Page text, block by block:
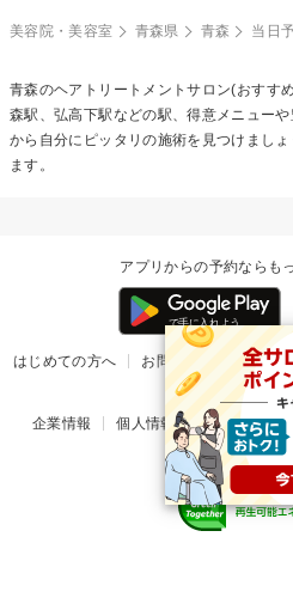
美容院・美容室 青森県 青森 当日
青森のヘアトリートメントサロン(おすす
森駅、弘高下駅などの駅、得意メニュー
から自分にピッタリの施術を見つけまし
ます。
アプリからの予約ならも
はじめての方へ お問い合わせ ヘル
掲載ご希望のサ
企業情報 個人情報保護方針 楽天
© Rakuten